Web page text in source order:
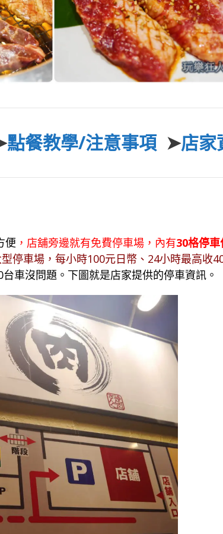
點餐教學/注意事項➤店家
便 ，店舖旁邊就有免費停車場，內有30格停車
停車場，每小時100元日幣、24小時最高收
車沒問題。下圖就是店家提供的停車資訊。